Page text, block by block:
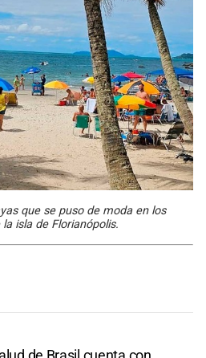
que se puso de moda en los
isla de Florianópolis.